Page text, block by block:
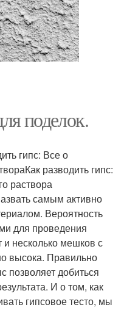
поделок.
гипс: Все о
разводить гипс:
раствора
самым активно
Вероятность
для проведения
и несколько мешков с
высока. Правильно
позволяет добиться
И о том, как
гипсовое тесто, мы